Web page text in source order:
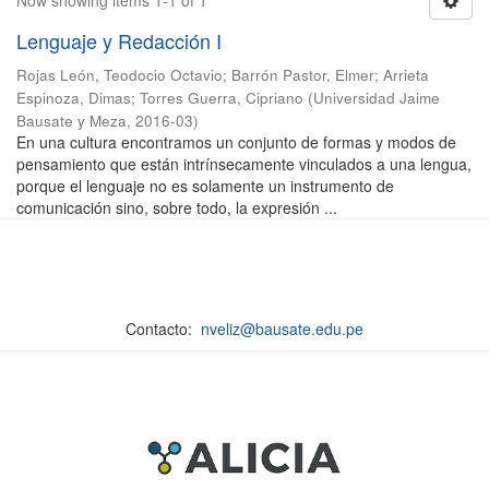
Lenguaje y Redacción I
Rojas León, Teodocio Octavio; Barrón Pastor, Elmer; Arrieta
Espinoza, Dimas; Torres Guerra, Cipriano (Universidad Jaime
Bausate y Meza, 2016-03)
En una cultura encontramos un conjunto de formas y modos de
pensamiento que están intrínsecamente vinculados a una lengua,
porque el lenguaje no es solamente un instrumento de
comunicación sino, sobre todo, la expresión ...
Contacto: nveliz@bausate.edu.pe